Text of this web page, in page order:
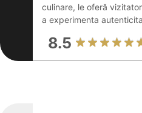
culinare, le oferă
a experimenta
8.5